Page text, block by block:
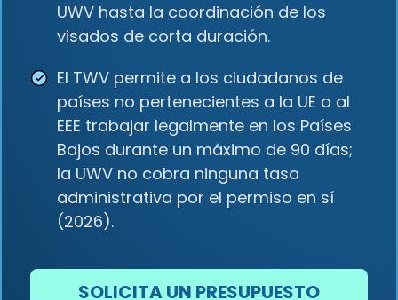
UWV hasta la coordinación de los
visados de corta duración.
El TWV permite a los ciudadanos de
países no pertenecientes a la UE o al
EEE trabajar legalmente en los Países
Bajos durante un máximo de 90 días;
la UWV no cobra ninguna tasa
administrativa por el permiso en sí
(2026).
SOLICITA UN PRESUPUESTO